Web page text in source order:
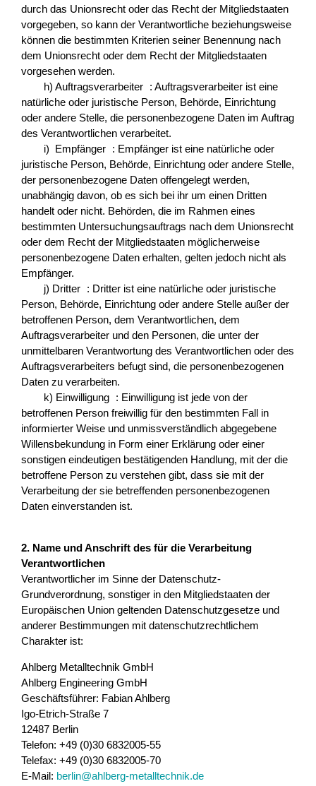
durch das Unionsrecht oder das Recht der Mitgliedstaaten
vorgegeben, so kann der Verantwortliche beziehungsweise
können die bestimmten Kriterien seiner Benennung nach
dem Unionsrecht oder dem Recht der Mitgliedstaaten
vorgesehen werden.
h) Auftragsverarbeiter : Auftragsverarbeiter ist eine
natürliche oder juristische Person, Behörde, Einrichtung
oder andere Stelle, die personenbezogene Daten im Auftrag
des Verantwortlichen verarbeitet.
i) Empfänger : Empfänger ist eine natürliche oder
juristische Person, Behörde, Einrichtung oder andere Stelle,
der personenbezogene Daten offengelegt werden,
unabhängig davon, ob es sich bei ihr um einen Dritten
handelt oder nicht. Behörden, die im Rahmen eines
bestimmten Untersuchungsauftrags nach dem Unionsrecht
oder dem Recht der Mitgliedstaaten möglicherweise
personenbezogene Daten erhalten, gelten jedoch nicht als
Empfänger.
j) Dritter : Dritter ist eine natürliche oder juristische
Person, Behörde, Einrichtung oder andere Stelle außer der
betroffenen Person, dem Verantwortlichen, dem
Auftragsverarbeiter und den Personen, die unter der
unmittelbaren Verantwortung des Verantwortlichen oder des
Auftragsverarbeiters befugt sind, die personenbezogenen
Daten zu verarbeiten.
k) Einwilligung : Einwilligung ist jede von der
betroffenen Person freiwillig für den bestimmten Fall in
informierter Weise und unmissverständlich abgegebene
Willensbekundung in Form einer Erklärung oder einer
sonstigen eindeutigen bestätigenden Handlung, mit der die
betroffene Person zu verstehen gibt, dass sie mit der
Verarbeitung der sie betreffenden personenbezogenen
Daten einverstanden ist.
2. Name und Anschrift des für die Verarbeitung
Verantwortlichen
Verantwortlicher im Sinne der Datenschutz-
Grundverordnung, sonstiger in den Mitgliedstaaten der
Europäischen Union geltenden Datenschutzgesetze und
anderer Bestimmungen mit datenschutzrechtlichem
Charakter ist:
Ahlberg Metalltechnik GmbH
Ahlberg Engineering GmbH
Geschäftsführer: Fabian Ahlberg
Igo-Etrich-Straße 7
12487 Berlin
Telefon: +49 (0)30 6832005-55
Telefax: +49 (0)30 6832005-70
E-Mail: berlin@ahlberg-metalltechnik.de